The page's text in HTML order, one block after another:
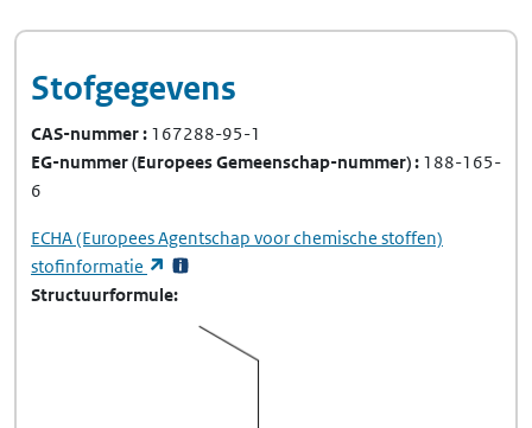
Stofgegevens
CAS-nummer 167288-95-1
EG-nummer(Europees Gemeenschap-nummer) 188-165-
6
ECHA(Europees Agentschap voor chemische stoffen)
stofinformatie
(opent in een nieuw tabblad)
Structuurformule